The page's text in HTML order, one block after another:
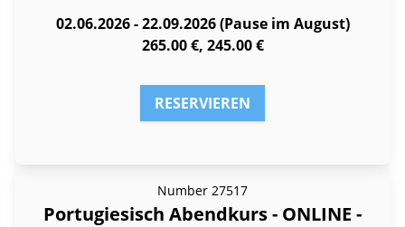
02.06.2026 - 22.09.2026 (Pause im August)
265.00 €, 245.00 €
RESERVIEREN
Number 27517
Portugiesisch Abendkurs - ONLINE -